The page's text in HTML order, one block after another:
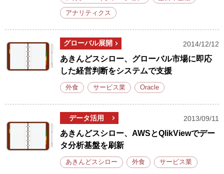
アナリティクス
グローバル展開 2014/12/12
あきんどスシロー、グローバル市場に即応
した経営判断をシステムで支援
外食 サービス業 Oracle
データ活用 2013/09/11
あきんどスシロー、AWSとQlikViewでデー
タ分析基盤を刷新
あきんどスシロー 外食 サービス業